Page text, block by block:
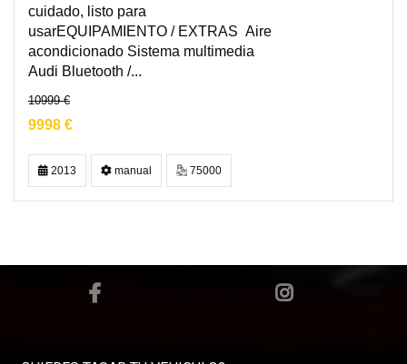
cuidado, listo para
usarEQUIPAMIENTO / EXTRAS Aire
acondicionado Sistema multimedia
Audi Bluetooth /...
10999 €
9998 €
2013 manual 75000